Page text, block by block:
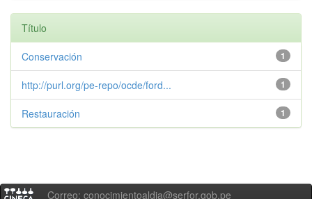
Título
1
Conservación
1
http://purl.org/pe-repo/ocde/ford...
1
Restauración
Correo: conocimientoaldia@serfor.gob.pe